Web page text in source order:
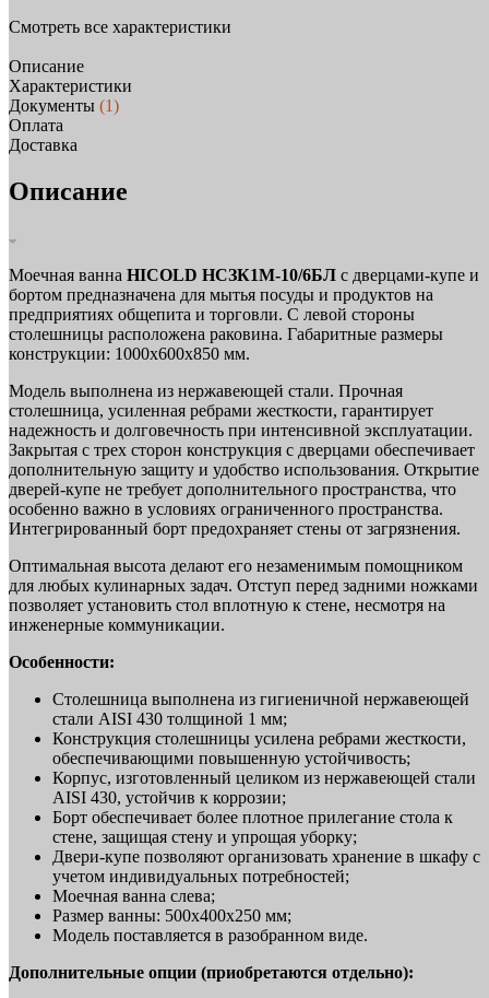
Смотреть все характеристики
Описание
Характеристики
Документы (1)
Оплата
Доставка
Описание
Моечная ванна HICOLD НСЗК1М-10/6БЛ с дверцами-купе и
бортом предназначена для мытья посуды и продуктов на
предприятиях общепита и торговли. С левой стороны
столешницы расположена раковина. Габаритные размеры
конструкции: 1000x600x850 мм.
Модель выполнена из нержавеющей стали. Прочная
столешница, усиленная ребрами жесткости, гарантирует
надежность и долговечность при интенсивной эксплуатации.
Закрытая с трех сторон конструкция с дверцами обеспечивает
дополнительную защиту и удобство использования. Открытие
дверей-купе не требует дополнительного пространства, что
особенно важно в условиях ограниченного пространства.
Интегрированный борт предохраняет стены от загрязнения.
Оптимальная высота делают его незаменимым помощником
для любых кулинарных задач. Отступ перед задними ножками
позволяет установить стол вплотную к стене, несмотря на
инженерные коммуникации.
Особенности:
Столешница выполнена из гигиеничной нержавеющей
стали AISI 430 толщиной 1 мм;
Конструкция столешницы усилена ребрами жесткости,
обеспечивающими повышенную устойчивость;
Корпус, изготовленный целиком из нержавеющей стали
AISI 430, устойчив к коррозии;
Борт обеспечивает более плотное прилегание стола к
стене, защищая стену и упрощая уборку;
Двери-купе позволяют организовать хранение в шкафу с
учетом индивидуальных потребностей;
Моечная ванна слева;
Размер ванны: 500х400х250 мм;
Модель поставляется в разобранном виде.
Дополнительные опции (приобретаются отдельно):